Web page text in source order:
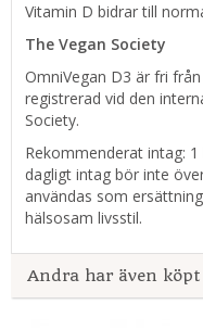
Vitamin D bidrar till
The Vegan Society
OmniVegan D3 är fri
registrerad vid den
Society.
Rekommenderat intag:
dagligt intag bör inte
användas som
hälsosam livsstil.
Andra har även köpt